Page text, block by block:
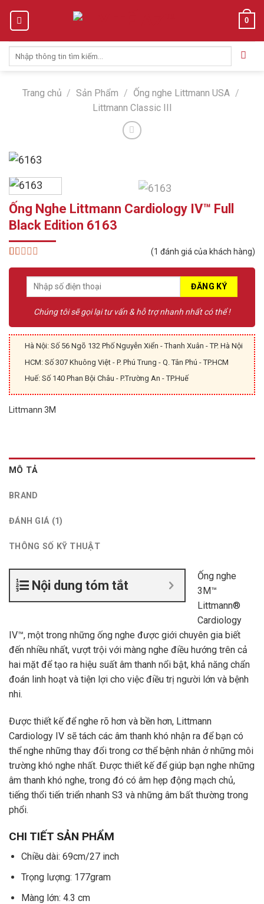
0
kiếm:
Trang chủ / Sản Phẩm / Ống nghe Littmann USA /
Littmann Classic III
Ống Nghe Littmann Cardiology IV™ Full
Black Edition 6163
1.00
1
(1 đánh giá của khách hàng)
Chúng tôi sẽ gọi lại tư vấn & hỗ trợ nhanh nhất có thể !
Hà Nội: Số 56 Ngõ 132 Phố Nguyễn Xiển - Thanh Xuân - TP. Hà Nội
HCM: Số 307 Khuông Việt - P. Phú Trung - Q. Tân Phú - TP.HCM
Huế: Số 140 Phan Bội Châu - P.Trường An - TP.Huế
Littmann 3M
MÔ TẢ
BRAND
ĐÁNH GIÁ (1)
THÔNG SỐ KỸ THUẬT
Nội dung tóm tắt
Ống nghe
3M™
Littmann®
Cardiology
IV™, một trong những ống nghe được giới chuyên gia biết
đến nhiều nhất, vượt trội với màng nghe điều hướng trên cả
hai mặt để tạo ra hiệu suất âm thanh nổi bật, khả năng chẩn
đoán linh hoạt và tiện lợi cho việc điều trị người lớn và bệnh
nhi.
Được thiết kế để nghe rõ hơn và bền hơn, Littmann
Cardiology IV sẽ tách các âm thanh khó nhận ra để bạn có
thể nghe những thay đổi trong cơ thể bệnh nhân ở những môi
trường khó nghe nhất. Được thiết kế để giúp bạn nghe những
âm thanh khó nghe, trong đó có âm hẹp động mạch chủ,
tiếng thổi tiến triển nhanh S3 và những âm bất thường trong
phổi.
CHI TIẾT SẢN PHẨM
Chiều dài: 69cm/27 inch
Trọng lượng: 177gram
Màng lớn: 4.3 cm